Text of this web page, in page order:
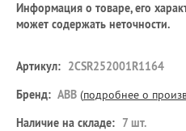
Информация о товаре, его
может содержать неточности.
Артикул: 2CSR252001R1164
Бренд: ABB (подробнее о
Наличие на складе: 7 шт.